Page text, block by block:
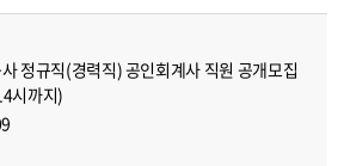
정규직(경력직) 공인회계사 직원 공개모집
시까지)